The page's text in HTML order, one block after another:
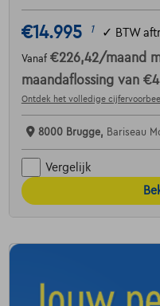
€14.995 1 ✓ BTW
Vanaf €226,42/maand
maandaflossing van
Ontdek het volledige
8000 Brugge, Bariseau
Vergelijk